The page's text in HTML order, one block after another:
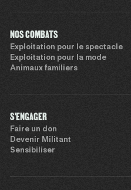
NOS COMBATS
Exploitation pour le spectacle
Exploitation pour la mode
Animaux familiers
S'ENGAGER
Faire un don
Devenir Militant
Sensibiliser